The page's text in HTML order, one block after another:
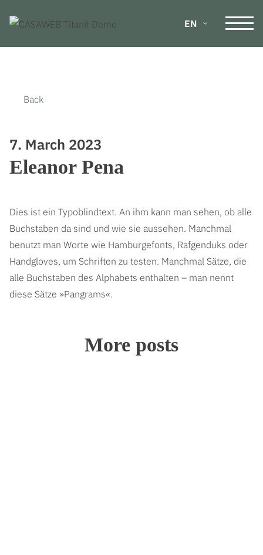
EN
Back
7. March 2023
Eleanor Pena
Dies ist ein Typoblindtext. An ihm kann man sehen, ob alle
Buchstaben da sind und wie sie aussehen. Manchmal
benutzt man Worte wie Hamburgefonts, Rafgenduks oder
Handgloves, um Schriften zu testen. Manchmal Sätze, die
alle Buchstaben des Alphabets enthalten – man nennt
diese Sätze »Pangrams«.
More posts